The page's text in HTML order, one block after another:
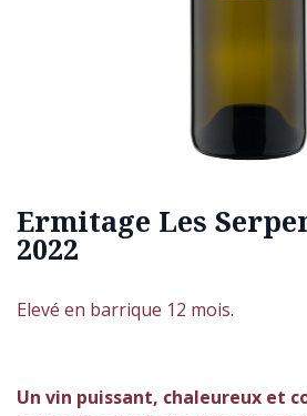
Ermitage Les
2022
Elevé en barrique 12 mois.
Un vin puissant, chaleureux et